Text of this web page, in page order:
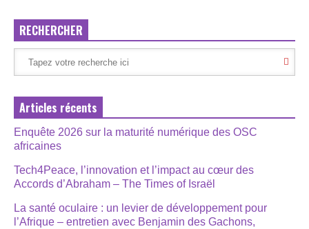
RECHERCHER
Articles récents
Enquête 2026 sur la maturité numérique des OSC
africaines
Tech4Peace, l’innovation et l’impact au cœur des
Accords d’Abraham – The Times of Israël
La santé oculaire : un levier de développement pour
l’Afrique – entretien avec Benjamin des Gachons,